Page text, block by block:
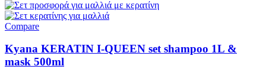
Compare
Kyana KERATIN I-QUEEN set shampoo 1L &
mask 500ml